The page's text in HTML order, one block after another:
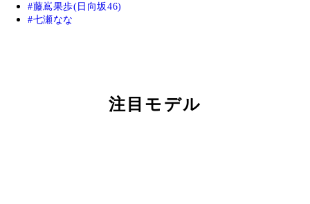
藤嶌果歩(日向坂46)
七瀬なな
注目モデル